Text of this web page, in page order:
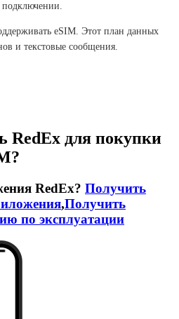
подключении.
eSIM. Этот план данных
и текстовые сообщения.
RedEx для покупки
RedEx? Получить
,Получить
по эксплуатации